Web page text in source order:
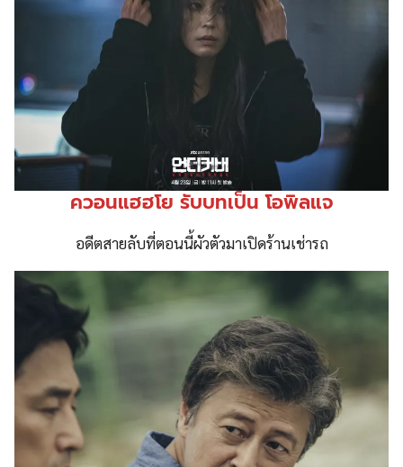
ควอนแฮฮโย รับบทเป็น โอพิลแจ
อดีตสายลับที่ตอนนี้ผัวตัวมาเปิดร้านเช่ารถ